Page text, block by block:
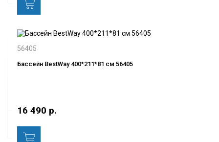
56405
Бассейн BestWay 400*211*81 см 56405
16 490 р.